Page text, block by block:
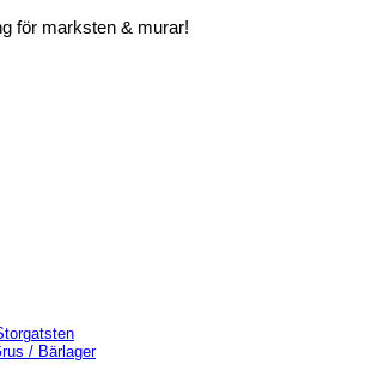
för marksten & murar!
/ Bärlager